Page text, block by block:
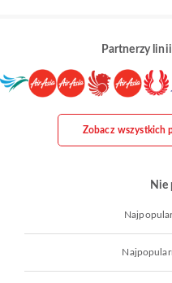
Partnerzy
Zobacz wszystkich
Nie